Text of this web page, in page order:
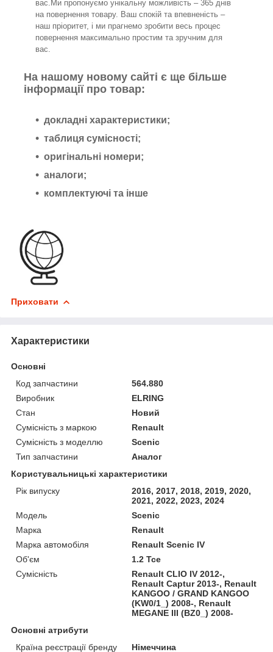
вас.Ми пропонуємо унікальну можливість – 365 днів
на повернення товару. Ваш спокій та впевненість –
наш пріоритет, і ми прагнемо зробити весь процес
повернення максимально простим та зручним для
вас.
На нашому новому сайті є ще більше
інформації про товар:
докладні характеристики;
таблиця сумісності;
оригінальні номери;
аналоги;
комплектуючі та інше
Приховати
Характеристики
Основні
Код запчастини
564.880
Виробник
ELRING
Стан
Новий
Сумісність з маркою
Renault
Сумісність з моделлю
Scenic
Тип запчастини
Аналог
Користувальницькі характеристики
Рік випуску
2016, 2017, 2018, 2019, 2020,
2021, 2022, 2023, 2024
Мoдель
Scenic
Марка
Renault
Марка автомобіля
Renault Scenic IV
Об'єм
1.2 Tce
Сумісність
Renault CLIO IV 2012-,
Renault Captur 2013-, Renault
KANGOO / GRAND KANGOO
(KW0/1_) 2008-, Renault
MEGANE III (BZ0_) 2008-
Основні атрибути
Країна реєстрації бренду
Німеччина